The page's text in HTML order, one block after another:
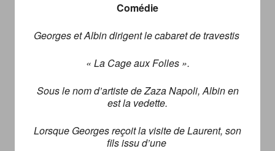
Comédie
Georges et Albin dirigent le cabaret de travestis
« La Cage aux Folles ».
Sous le nom d’artiste de Zaza Napoli, Albin en
est la vedette.
Lorsque Georges reçoit la visite de Laurent, son
fils issu d’une